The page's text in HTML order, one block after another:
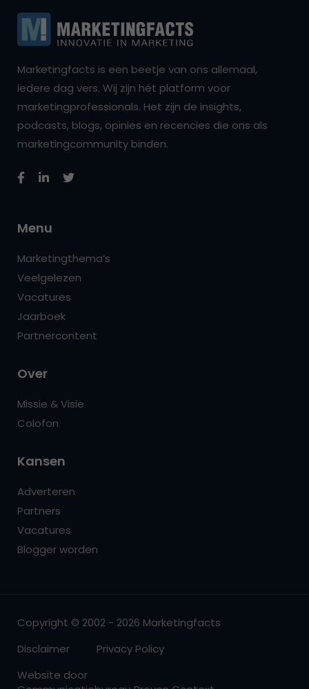
Marketingfacts is een beetje van ons allemaal,
iedere dag vers. Wij zijn hét platform voor
marketingprofessionals. Het zijn de insights,
podcasts, blogs, opinies en recencies die ons als
marketingcommunity binden.
Menu
Marketingthema’s
Veelgelezen
Vacatures
Jaarboek
Partnercontent
Over
Missie & Visie
Colofon
Kansen
Adverteren
Partners
Vacatures
Blogger worden
Copyright © 2002 - 2026 Marketingfacts
Disclaimer
Privacy Policy
Website door